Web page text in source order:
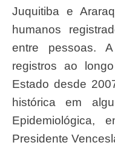
Juquitiba e
humanos
entre pessoas.
registros ao
Estado desde
histórica em
Epidemiológica,
Presidente